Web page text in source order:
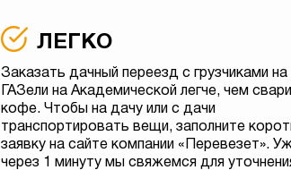
ЛЕГКО
Заказать дачный переезд с грузчиками на
ГАЗели на Академической легче, чем
кофе. Чтобы на дачу или с дачи
транспортировать вещи, заполните
заявку на сайте компании «Перевезет».
через 1 минуту мы свяжемся для